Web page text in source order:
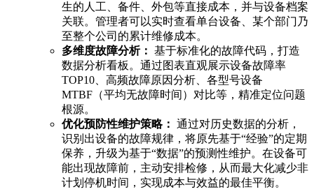
生的人工、备件、外包等直接成本，并与设备档案
关联。管理者可以实时查看单台设备、某个部门乃
至整个公司的累计维修成本。
多维度故障分析： 基于标准化的故障代码，打造
数据分析看板。通过图表直观展示设备故障率
TOP10、高频故障原因分析、各型号设备
MTBF（平均无故障时间）对比等，精准定位问题
根源。
优化预防性维护策略： 通过对历史数据的分析，
识别出设备的故障规律，将原先基于“经验”的定期
保养，升级为基于“数据”的预测性维护。在设备可
能出现故障前，主动安排检修，从而最大化减少非
计划停机时间，实现成本与效益的最佳平衡。